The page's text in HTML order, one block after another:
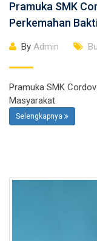
Pramuka SMK
Perkemahan
By Admin
Pramuka SMK
Masyarakat
Selengkapnya